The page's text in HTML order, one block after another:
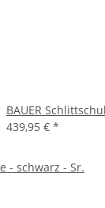
BAUER
439,95 € *